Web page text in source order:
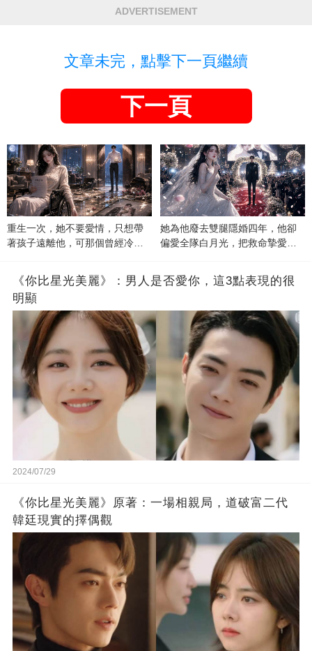
ADVERTISEMENT
文章未完，點擊下一頁繼續
下一頁
重生一次，她不要愛情，只想帶
著孩子遠離他，可那個曾經冷漠
她為他廢去雙腿隱婚四年，他卻
偏愛全隊白月光，把救命摯愛當
《你比星光美麗》：男人是否愛你，這3點表現的很
明顯
2024/07/29
《你比星光美麗》原著：一場相親局，道破富二代
韓廷現實的擇偶觀